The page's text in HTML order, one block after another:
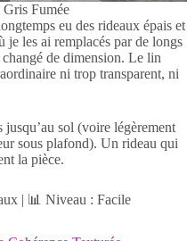
Fumée
eu des rideaux épais et
je les ai remplacés par de longs
de dimension. Le lin
ni trop transparent, ni
sol (voire légèrement
sous plafond). Un rideau qui
la pièce.
| 📊 Niveau : Facile